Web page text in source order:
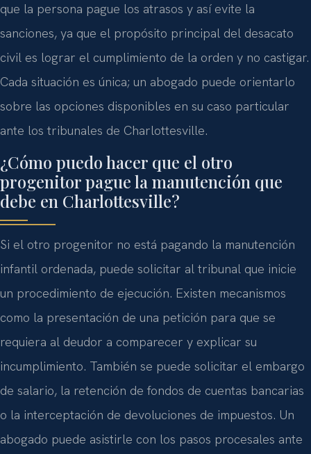
que la persona pague los atrasos y así evite la
sanciones, ya que el propósito principal del desacato
civil es lograr el cumplimiento de la orden y no castigar.
Cada situación es única; un abogado puede orientarlo
sobre las opciones disponibles en su caso particular
ante los tribunales de Charlottesville.
¿Cómo puedo hacer que el otro
progenitor pague la manutención que
debe en Charlottesville?
Si el otro progenitor no está pagando la manutención
infantil ordenada, puede solicitar al tribunal que inicie
un procedimiento de ejecución. Existen mecanismos
como la presentación de una petición para que se
requiera al deudor a comparecer y explicar su
incumplimiento. También se puede solicitar el embargo
de salario, la retención de fondos de cuentas bancarias
o la interceptación de devoluciones de impuestos. Un
abogado puede asistirle con los pasos procesales ante